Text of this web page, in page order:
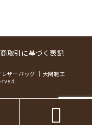
取引に基づく表記
ザーバッグ ｜大関鞄工
